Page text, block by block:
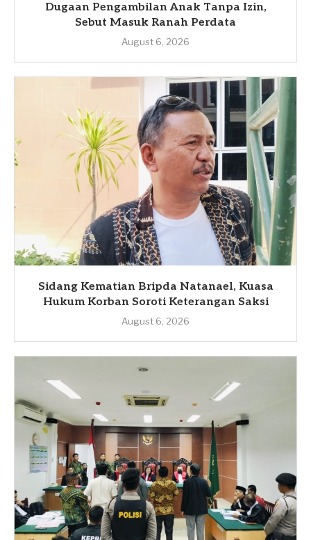
Dugaan Pengambilan Anak Tanpa Izin,
Sebut Masuk Ranah Perdata
August 6, 2026
Sidang Kematian Bripda Natanael, Kuasa
Hukum Korban Soroti Keterangan Saksi
August 6, 2026